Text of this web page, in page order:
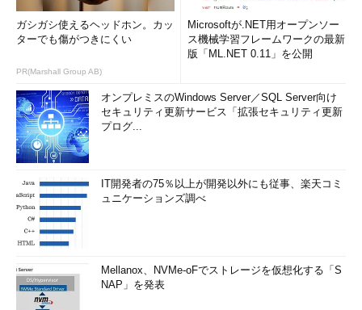
ガシガシ使えるヘッドホン。カッ
ターでも傷がつきにくい
PR(Marshall Group AB)
Microsoftが.NET用オープンソー
ス機械学習フレームワークの最新
版「ML.NET 0.11」を公開
オンプレミスのWindows Server／SQL Server向け
セキュリティ更新サービス「拡張セキュリティ更新
プログ...
IT開発者の75％以上が開発以外にも従事、楽天コミ
ュニケーションズ調べ
Mellanox、NVMe-oFでストレージを仮想化する「S
NAP」を発表